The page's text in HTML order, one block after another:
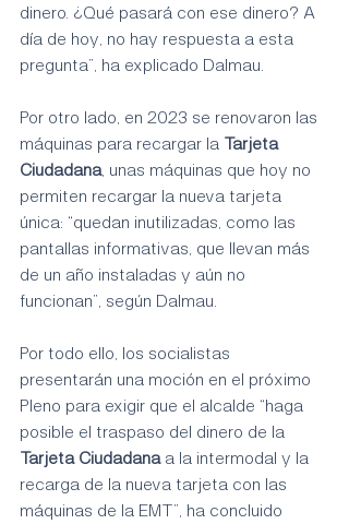
dinero. ¿Qué pasará con ese dinero? A
día de hoy, no hay respuesta a esta
pregunta”, ha explicado Dalmau.
Por otro lado, en 2023 se renovaron las
máquinas para recargar la Tarjeta
Ciudadana, unas máquinas que hoy no
permiten recargar la nueva tarjeta
única: “quedan inutilizadas, como las
pantallas informativas, que llevan más
de un año instaladas y aún no
funcionan”, según Dalmau.
Por todo ello, los socialistas
presentarán una moción en el próximo
Pleno para exigir que el alcalde “haga
posible el traspaso del dinero de la
Tarjeta Ciudadana a la intermodal y la
recarga de la nueva tarjeta con las
máquinas de la EMT”, ha concluido